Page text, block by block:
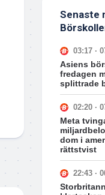
Senaste
03:17 ·
Asiens
fredagen
splittrade
02:20 ·
Meta
dom i
rättstvist
22:43 ·